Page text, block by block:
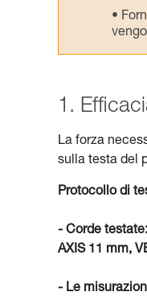
1.
La forza
sulla testa del
Protocollo di
- Corde
AXIS 11 mm,
- Le